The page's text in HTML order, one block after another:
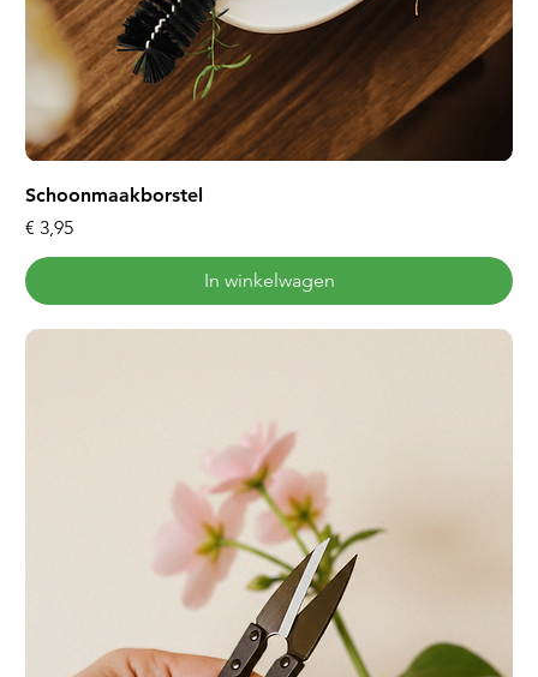
Schoonmaakborstel
Prijs
€ 3,95
In winkelwagen